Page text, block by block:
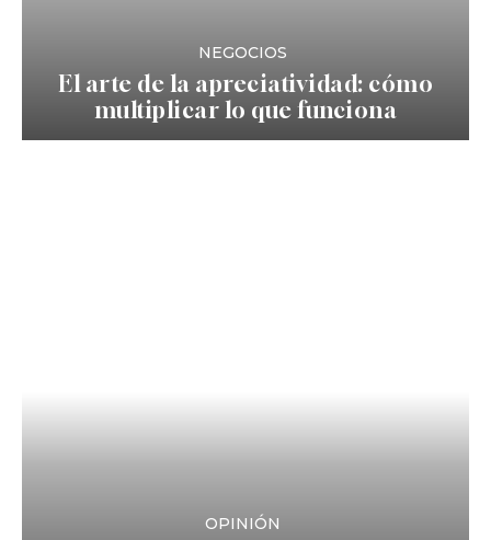
NEGOCIOS
El arte de la apreciatividad: cómo
multiplicar lo que funciona
OPINIÓN